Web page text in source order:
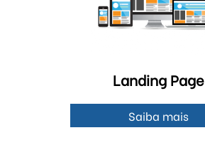
Landing Page
Saiba mais